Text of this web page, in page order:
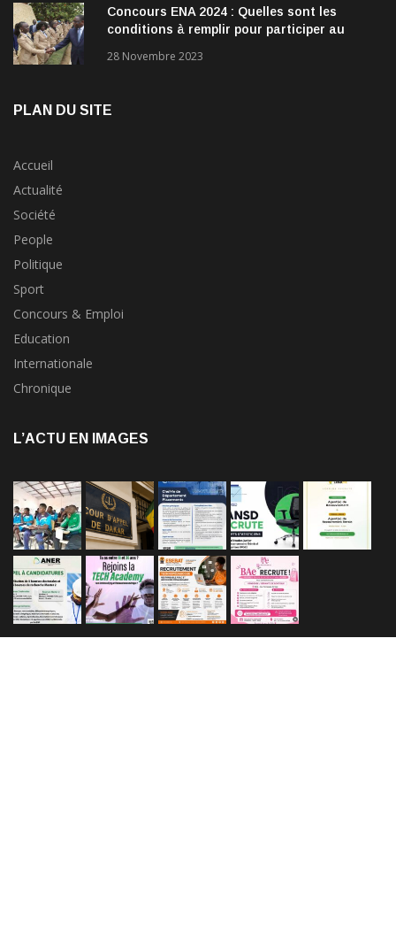
Concours ENA 2024 : Quelles sont les
conditions à remplir pour participer au
28 Novembre 2023
PLAN DU SITE
Accueil
Actualité
Société
People
Politique
Sport
Concours & Emploi
Education
Internationale
Chronique
L’ACTU EN IMAGES